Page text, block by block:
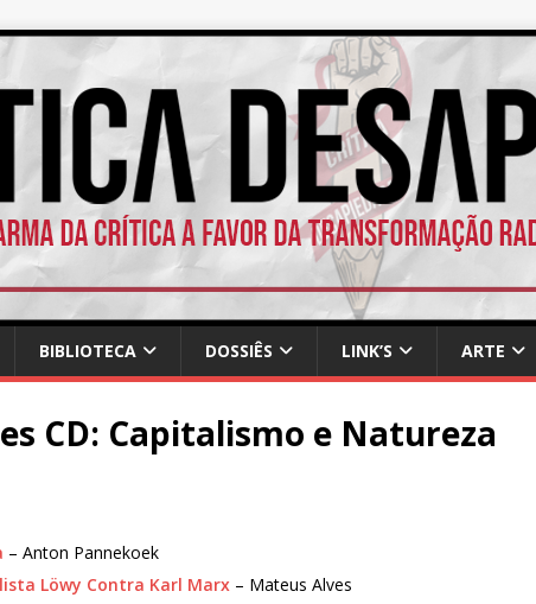
BIBLIOTECA DOSSIÊS LINK’S ARTE
CD: Capitalismo e Natureza
– Anton Pannekoek
Löwy Contra Karl Marx – Mateus Alves